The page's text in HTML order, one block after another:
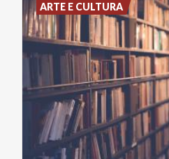
ARTE E CULTURA